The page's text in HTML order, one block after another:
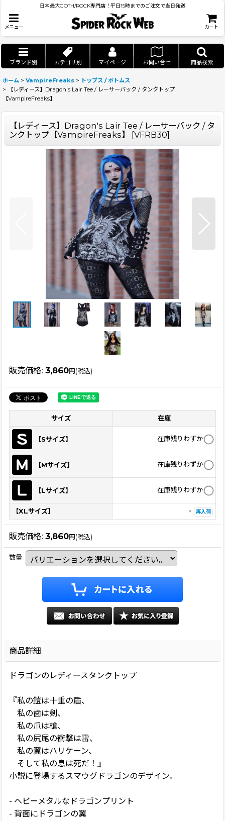
日本最大GOTH/ROCK専門店！平日15時までのご注文で当日発送
メニュー カート
ブランド別 カテゴリ別 マイページ お問い合せ 商品検索
ホーム > VampireFreaks >
トップス / ボトムス
>
【レディース】Dragon's Lair Tee / レーサーバック / タンクトップ
【VampireFreaks】
【レディース】Dragon's Lair Tee / レーサーバック / タ
ンクトップ【VampireFreaks】
[VFRB30]
販売価格: 3,860円 (税込)
サイズ 在庫
【Sサイズ】 在庫残りわずか
【Mサイズ】 在庫残りわずか
【Lサイズ】 在庫残りわずか
【XLサイズ】 × 再入荷
販売価格: 3,860円 (税込)
数量:
商品詳細
ドラゴンのレディースタンクトップ
『私の鎧は十重の盾、
私の歯は剣、
私の爪は槍、
私の尻尾の衝撃は雷、
私の翼はハリケーン、
そして私の息は死だ！』
小説に登場するスマウグドラゴンのデザイン。
- ヘビーメタルなドラゴンプリント
- 背面にドラゴンの翼